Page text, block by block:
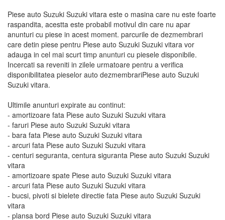
Piese auto Suzuki Suzuki vitara este o masina care nu este foarte
raspandita, acestta este probabil motivul din care nu apar
anunturi cu piese in acest moment. parcurile de dezmembrari
care detin piese pentru Piese auto Suzuki Suzuki vitara vor
adauga in cel mai scurt timp anunturi cu piesele disponibile.
Incercati sa reveniti in zilele urmatoare pentru a verifica
disponibilitatea pieselor auto dezmembrariPiese auto Suzuki
Suzuki vitara.
Ultimile anunturi expirate au continut:
- amortizoare fata Piese auto Suzuki Suzuki vitara
- faruri Piese auto Suzuki Suzuki vitara
- bara fata Piese auto Suzuki Suzuki vitara
- arcuri fata Piese auto Suzuki Suzuki vitara
- centuri seguranta, centura siguranta Piese auto Suzuki Suzuki
vitara
- amortizoare spate Piese auto Suzuki Suzuki vitara
- arcuri fata Piese auto Suzuki Suzuki vitara
- bucsi, pivoti si bielete directie fata Piese auto Suzuki Suzuki
vitara
- plansa bord Piese auto Suzuki Suzuki vitara